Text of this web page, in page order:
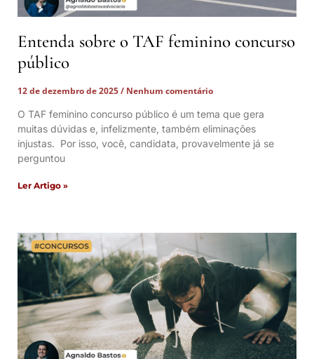
Entenda sobre o TAF feminino concurso
público
12 de dezembro de 2025
Nenhum comentário
O TAF feminino concurso público é um tema que gera
muitas dúvidas e, infelizmente, também eliminações
injustas. Por isso, você, candidata, provavelmente já se
perguntou
Ler Artigo »